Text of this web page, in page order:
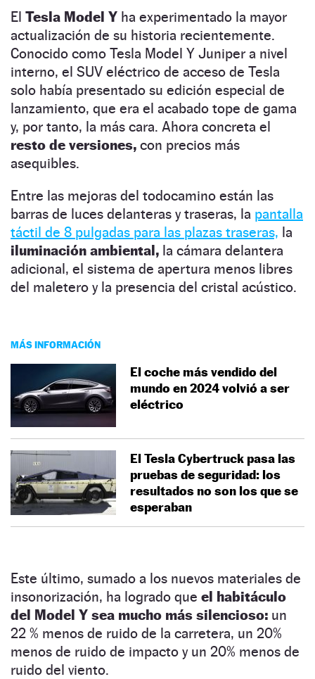
El Tesla Model Y ha experimentado la mayor
actualización de su historia recientemente.
Conocido como Tesla Model Y Juniper a nivel
interno, el SUV eléctrico de acceso de Tesla
solo había presentado su edición especial de
lanzamiento, que era el acabado tope de gama
y, por tanto, la más cara. Ahora concreta el
resto de versiones, con precios más
asequibles.
Entre las mejoras del todocamino están las
barras de luces delanteras y traseras, la pantalla
táctil de 8 pulgadas para las plazas traseras, la
iluminación ambiental, la cámara delantera
adicional, el sistema de apertura menos libres
del maletero y la presencia del cristal acústico.
MÁS INFORMACIÓN
El coche más vendido del
mundo en 2024 volvió a ser
eléctrico
El Tesla Cybertruck pasa las
pruebas de seguridad: los
resultados no son los que se
esperaban
Este último, sumado a los nuevos materiales de
insonorización, ha logrado que el habitáculo
del Model Y sea mucho más silencioso: un
22 % menos de ruido de la carretera, un 20%
menos de ruido de impacto y un 20% menos de
ruido del viento.